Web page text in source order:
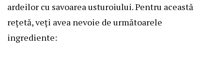
ardeilor cu savoarea usturoiului. Pentru această
rețetă, veți avea nevoie de următoarele
ingrediente: